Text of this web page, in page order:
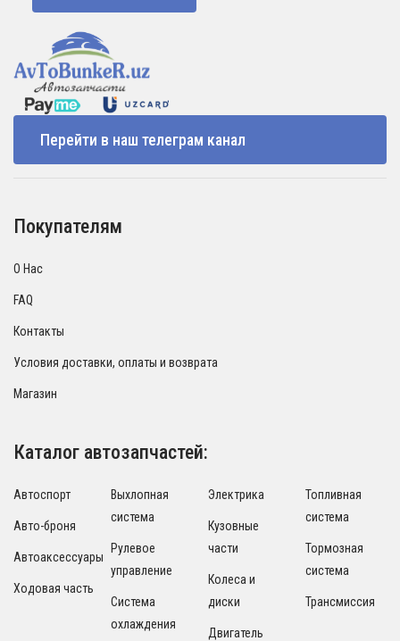
Перейти в наш телеграм канал
Покупателям
О Нас
FAQ
Контакты
Условия доставки, оплаты и возврата
Магазин
Каталог автозапчастей:
Автоспорт
Авто-броня
Автоаксессуары
Ходовая часть
Выхлопная
система
Рулевое
управление
Система
охлаждения
Электрика
Кузовные
части
Колеса и
диски
Двигатель
Топливная
система
Тормозная
система
Трансмиссия